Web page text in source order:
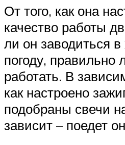
От того, как она
качество работы
ли он заводиться
погоду, правильно
работать. В
как настроено
подобраны свечи
зависит – поедет